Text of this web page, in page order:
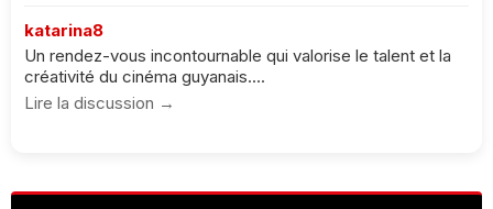
katarina8
Un rendez-vous incontournable qui valorise le talent et la
créativité du cinéma guyanais....
Lire la discussion →